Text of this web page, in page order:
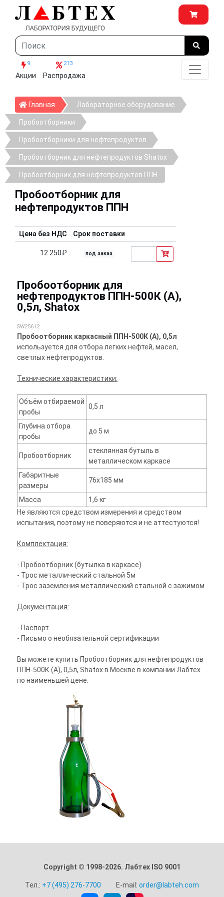
9
Акции
213
Распродажа
Главная ГлавнаяЛабораторное оборудование
Пробоотборники
Пробоотборники для нефтепродуктов
Пробоотборник для нефтепродуктов Shatox
Пробоотборник для нефтепродуктов ППН
Пробоотборник для
нефтепродуктов ППН
Цена без НДС Срок поставки
12 250₽ под заказ
Пробоотборник для
нефтепродуктов ППН-500К (А),
0,5л, Shatox
SW25612
Пробоотборник каркасный ППН-500К (А), 0,5л
используется для отбора легких нефтей, масел,
светлых нефтепродуктов.
Технические характеристики:
Объём отбираемой
пробы
0,5 л
Глубина отбора
пробы
до 5 м
Пробоотборник
стеклянная бутыль в
металлическом каркасе
Габаритные
размеры
76х185 мм
Масса
1,6 кг
Не являются средством измерения и средством
испытания, поэтому не поверяются и не аттестуются!
Комплектация:
- Пробоотборник (бутылка в каркасе)
- Трос металлический стальной 5м
- Трос заземления металлический стальной с зажимом
Документация:
- Паспорт
- Письмо о необязательной сертификации
Вы можете купить Пробоотборник для нефтепродуктов
ППН-500К (А), 0,5л, Shatox в Москве в компании Лабтех
по наименьшей цене.
Copyright © 1998-2026. Лабтех ISO 9001
Тел.: +7 (495) 276-7700 E-mail: order@labteh.com